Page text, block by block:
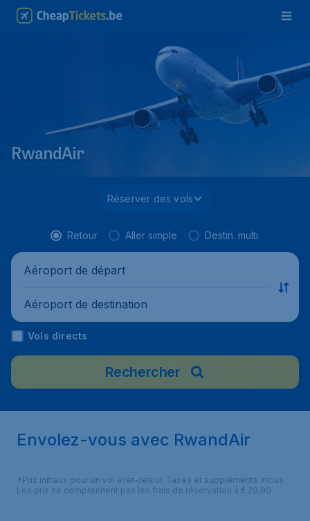
RwandAir
Réserver des vols
Retour Aller simple Destin. multi.
Aéroport de départ
Aéroport de destination
Vols directs
Rechercher
Envolez-vous avec RwandAir
*Prix initiaux pour un vol aller-retour. Taxes et suppléments inclus.
Les prix ne comprennent pas les frais de réservation à € 29,90.